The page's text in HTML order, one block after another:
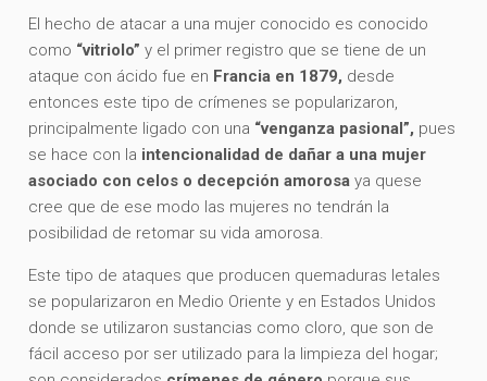
El hecho de atacar a una mujer conocido es conocido
como “vitriolo” y el primer registro que se tiene de un
ataque con ácido fue en Francia en 1879, desde
entonces este tipo de crímenes se popularizaron,
principalmente ligado con una “venganza pasional”, pues
se hace con la intencionalidad de dañar a una mujer
asociado con celos o decepción amorosaya quese
cree que de ese modo las mujeres no tendrán la
posibilidad de retomar su vida amorosa.
Este tipo de ataques que producen quemaduras letales
se popularizaron en Medio Oriente y en Estados Unidos
donde se utilizaron sustancias como cloro, que son de
fácil acceso por ser utilizado para la limpieza del hogar;